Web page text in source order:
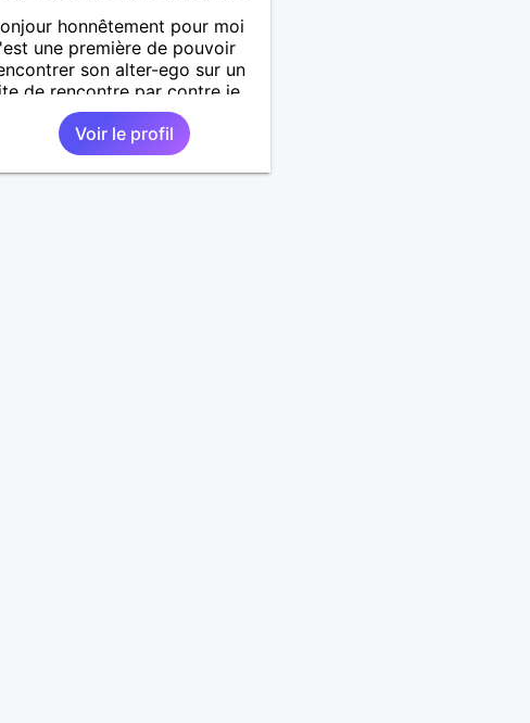
honnêtement pour moi
une première de pouvoir
son alter-ego sur un
de rencontre par contre je
suis dinamique entreprenant
respectueux audacieuse
attentionné sincères et expressif
j' aime surtout les câlins et à
Voir le profil